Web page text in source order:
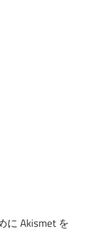
に Akismet を